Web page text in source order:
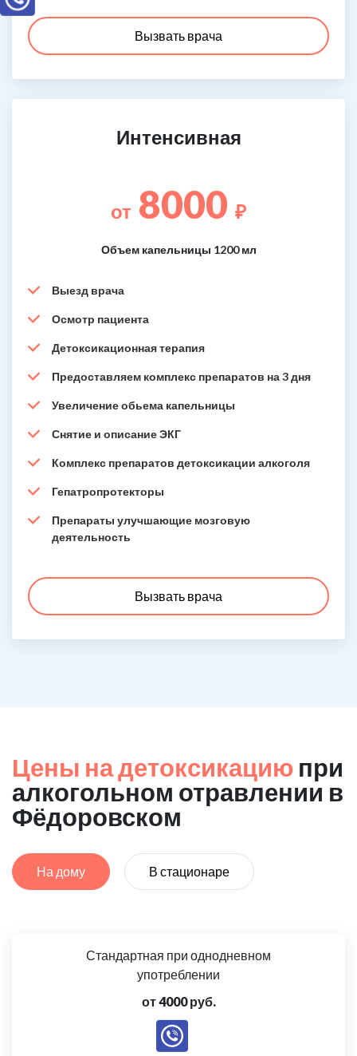
Вызвать врача
Интенсивная
от 8000 ₽
Объем капельницы 1200 мл
Выезд врача
Осмотр пациента
Детоксикационная терапия
Предоставляем комплекс препаратов на 3 дня
Увеличение обьема капельницы
Снятие и описание ЭКГ
Комплекс препаратов детоксикации алкоголя
Гепатропротекторы
Препараты улучшающие мозговую
деятельность
Вызвать врача
Цены на детоксикацию при
алкогольном отравлении в
Фёдоровском
На дому В стационаре
Стандартная при однодневном
употреблении
от 4000 руб.